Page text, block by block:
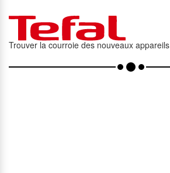
Trouver la courroie des nouveaux appareils